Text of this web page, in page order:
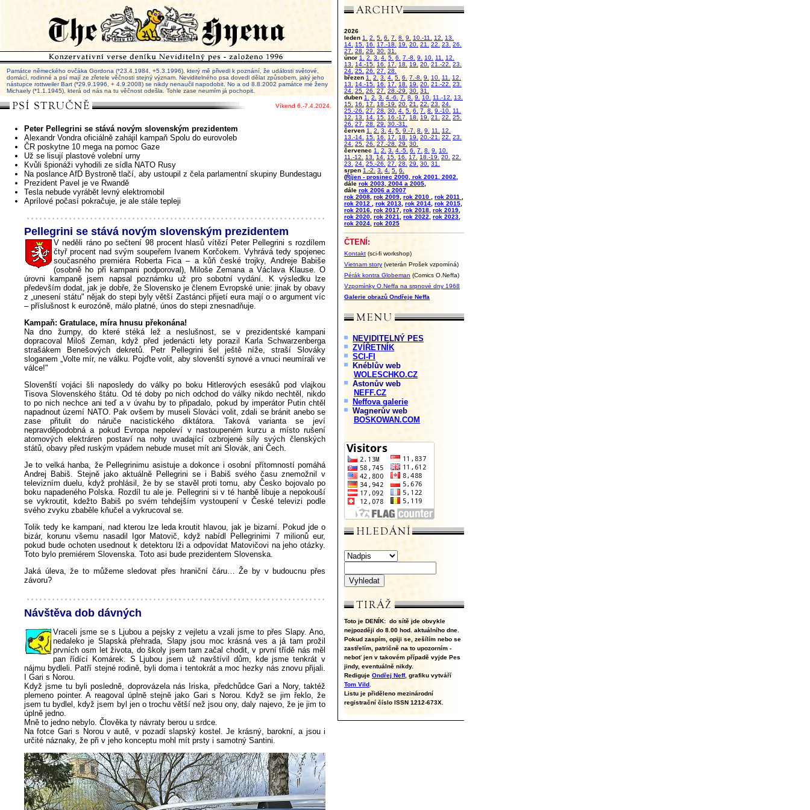
2026
leden 1. 2. 5. 6. 7. 8. 9. 10.-11. 12.
13.
14.
15. 16. 17.-18. 19. 20. 21. 22. 23.
26.
27.
28. 29. 30. 31.
únor 1. 2. 3. 4. 5. 6. 7.-8. 9. 10. 11.
12.
13.
14.-15. 16. 17. 18. 19. 20. 21.-22.
23.
24. 25. 26. 27.
28.
březen 1. 2. 3. 4. 5. 6. 7.-8. 9. 10. 11.
12.
13.
14.-15. 16. 17. 18. 19. 20. 21.-22.
23.
24. 25. 26. 27. 28.-29. 30. 31.
duben 1. 2. 3. 4.-6. 7. 8. 9. 10. 11.-12.
13.
15.
16. 17. 18.-19. 20. 21. 22. 23.
24.
25.-26.
27. 28. 30. 4. 5. 6. 7. 8. 9.-10.
11.
12.
13. 14. 15. 16.-17. 18. 19. 21. 22.
25.
26.
27. 28. 29.
30.-31.
červen 1. 2. 3. 4. 5. 9.-7. 8. 9. 11.
12.
13.-14.
15. 16. 17. 18. 19. 20.-21. 22.
23.
24. 25. 26. 27.-28. 29.
30.
červenec 1. 2. 3. 4.-5. 6. 7. 8. 9.
10.
11.-12.
13. 14. 15. 16. 17. 18.-19. 20. 22.
23.
24. 25.-26. 27. 28. 29. 30. 31.
srpen 1.-2. 3. 4. 5. 6.
(Říjen - prosinec 2000, rok 2001, 2002,
dále rok 2003, 2004 a 2005
dále rok 2006 a 2007
rok 2008 rok 2009 rok 2010 rok 2011
rok 2012
rok 2013 rok 2014 rok 2015
rok 2016 rok 2017 rok 2018 rok 2019
rok 2020 rok 2021 rok 2022 rok 2023
rok 2024 rok 2025
ČTENÍ:
Kontakt (sci-fi workshop)
Vietnam story (veterán Prošek vzpomíná)
Pérák kontra Globeman (Comics O.Neffa)
Vzpomínky O.Neffa na srpnové dny 1968
Galerie obrazů Ondřeje Neffa
NEVIDITELNÝ PES
ZVÍŘETNÍK
SCI-FI
Knéblův web
WOLESCHKO.CZ
Astonův web
NEFF.CZ
Neffova galerie
Wagnerův web
BOSKOWAN.COM
Toto je DENÍK: do sítě jde obvykle
nejpozději do 8.00 hod. aktuálního dne.
Pokud zaspím, opiji se, zešílím nebo se
zastřelím, patričně na to upozorním -
neboť jen v takovém případě vyjde Pes
jindy, eventuálně nikdy.
Rediguje Ondřej Neff, grafiku vytváří
Tom Vild
Listu je přiděleno mezinárodní
registrační číslo ISSN 1212-673X.
Památce německého ovčáka Gordona (*23.4.1984, +5.3.1996), který mě přivedl k poznání, že události světové,
domácí, rodinné a psí mají ze zřetele věčnosti stejný význam. Neviditelného psa dovedl dělat způsobem, jaký jeho
nástupce rottweiler Bart (*29.9.1996, + 4.9.2008) se nikdy nenaučil napodobit. No a od 8.8.2002 památce mé ženy
Michaely (*1.1.1945), která od nás na tu věčnost odešla. Tohle zase neumím já pochopit.
Víkend 6.-7.4.2024.
Peter Pellegrini se stává novým slovenským prezidentem
Alexandr Vondra oficiálně zahájil kampaň Spolu do eurovoleb
ČR poskytne 10 mega na pomoc Gaze
Už se lisují plastové volební urny
Kvůli špionáži vyhodili ze sídla NATO Rusy
Na poslance AfD Bystroně tlačí, aby ustoupil z čela parlamentní skupiny Bundestagu
Prezident Pavel je ve Rwandě
Tesla nebude vyrábět levný elektromobil
Aprílové počasí pokračuje, je ale stále tepleji
Pellegrini se stává novým slovenským prezidentem
V neděli ráno po sečtení 98 procent hlasů vítězí Peter Pellegrini s rozdílem
čtyř procent nad svým soupeřem Ivanem Korčokem. Vyhrává tedy spojenec
současného premiéra Roberta Fica – a kůň české trojky, Andreje Babiše
(osobně ho při kampani podporoval), Miloše Zemana a Václava Klause. O
úrovni kampaně jsem napsal poznámku už pro sobotní vydání. K výsledku lze
především dodat, jak je dobře, že Slovensko je členem Evropské unie: jinak by obavy
z „unesení státu" nějak do stepi byly větší Zastánci přijetí eura mají o o argument víc
– příslušnost k eurozóně, málo platné, únos do stepi znesnadňuje.
Kampaň: Gratulace, míra hnusu překonána!
Na dno žumpy, do které stéká lež a neslušnost, se v prezidentské kampani
dopracoval Miloš Zeman, když před jedenácti lety porazil Karla Schwarzenberga
strašákem Benešových dekretů. Petr Pellegrini šel ještě níže, straší Slováky
sloganem „Volte mír, ne válku. Pojďte volit, aby slovenští synové a vnuci neumírali ve
válce!"
Slovenští vojáci šli naposledy do války po boku Hitlerových esesáků pod vlajkou
Tisova Slovenského štátu. Od té doby po nich odchod do války nikdo nechtěl, nikdo
to po nich nechce ani teď a v úvahu by to připadalo, pokud by imperátor Putin chtěl
napadnout území NATO. Pak ovšem by museli Slováci volit, zdali se bránit anebo se
zase přitulit do náruče nacistického diktátora. Taková varianta se jeví
nepravděpodobná a pokud Evropa nepoleví v nastoupeném kurzu a místo rušení
atomových elektráren postaví na nohy uvadající ozbrojené síly svých členských
států, obavy před ruským vpádem nebude muset mít ani Slovák, ani Čech.
Je to velká hanba, že Pellegrinimu asistuje a dokonce i osobní přítomností pomáhá
Andrej Babiš. Stejně jako aktuálně Pellegrini se i Babiš svého času znemožnil v
televizním duelu, když prohlásil, že by se stavěl proti tomu, aby Česko bojovalo po
boku napadeného Polska. Rozdíl tu ale je. Pellegrini si v té hanbě libuje a nepokouší
se vykroutit, kdežto Babiš po svém tehdejším vystoupení v České televizi podle
svého zvyku zbaběle kňučel a vykrucoval se.
Tolik tedy ke kampani, nad kterou lze leda kroutit hlavou, jak je bizarní. Pokud jde o
bizár, korunu všemu nasadil Igor Matovič, když nabídl Pellegrinimi 7 milionů eur,
pokud bude ochoten usednout k detektoru lži a odpovídat Matovičovi na jeho otázky.
Toto bylo premiérem Slovenska. Toto asi bude prezidentem Slovenska.
Jaká úleva, že to můžeme sledovat přes hraniční čáru… Že by v budoucnu přes
závoru?
Návštěva dob dávných
Vraceli jsme se s Ljubou a pejsky z vejletu a vzali jsme to přes Slapy. Ano,
nedaleko je Slapská přehrada, Slapy jsou moc krásná ves a já tam prožil
prvních osm let života, do školy jsem tam začal chodit, v první třídě nás měl
pan řídící Komárek. S Ljubou jsem už navštívil dům, kde jsme tenkrát v
nájmu bydleli. Patří stejné rodině, byli doma i tentokrát a moc hezky nás znovu přijali.
I Gari s Norou.
Když jsme tu byli posledně, doprovázela nás Iriska, předchůdce Gari a Nory, taktéž
plemeno pointer. A reagoval úplně stejně jako Gari s Norou. Když se jim řeklo, že
jsem tu bydlel, když jsem byl jen o trochu větší než jsou ony, daly najevo, že je jim to
úplně jedno.
Mně to jedno nebylo. Člověka ty návraty berou u srdce.
Na fotce Gari s Norou v autě, v pozadí slapský kostel. Je krásný, barokní, a jsou i
určité náznaky, že při v jeho konceptu mohl mít prsty i samotný Santini.